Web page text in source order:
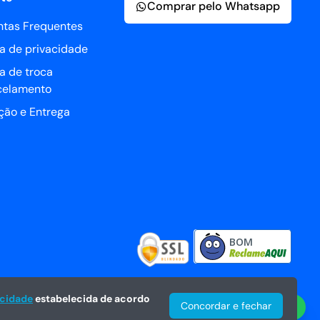
estabelecida de acordo
Concordar e fechar
Frequentes
de privacidade
de troca
e Entrega
Comprar pelo Whatsapp
BOM
Central de vendas